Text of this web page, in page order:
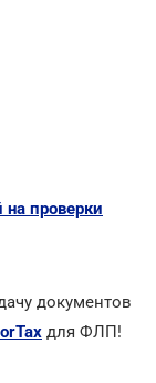
на проверки
документов
для ФЛП!